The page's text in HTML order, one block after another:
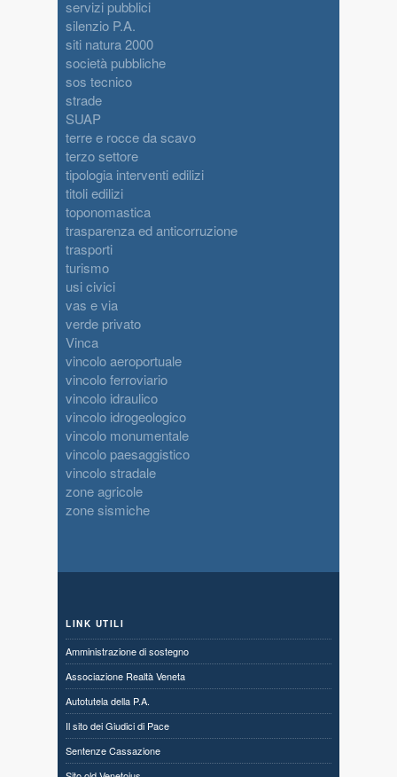
servizi pubblici
silenzio P.A.
siti natura 2000
società pubbliche
sos tecnico
strade
SUAP
terre e rocce da scavo
terzo settore
tipologia interventi edilizi
titoli edilizi
toponomastica
trasparenza ed anticorruzione
trasporti
turismo
usi civici
vas e via
verde privato
Vinca
vincolo aeroportuale
vincolo ferroviario
vincolo idraulico
vincolo idrogeologico
vincolo monumentale
vincolo paesaggistico
vincolo stradale
zone agricole
zone sismiche
LINK UTILI
Amministrazione di sostegno
Associazione Realtà Veneta
Autotutela della P.A.
Il sito dei Giudici di Pace
Sentenze Cassazione